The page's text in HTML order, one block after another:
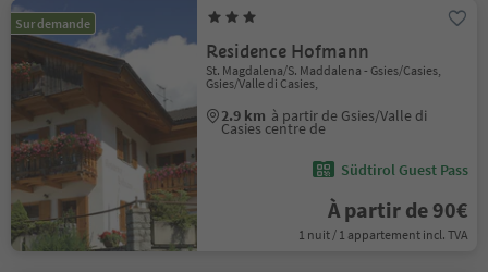
Sur demande
Residence Hofmann
St. Magdalena/S. Maddalena - Gsies/Casies,
Gsies/Valle di Casies,
2.9 km à partir de Gsies/Valle di
Casies centre de
Südtirol Guest Pass
À partir de 90€
1 nuit / 1 appartement incl. TVA